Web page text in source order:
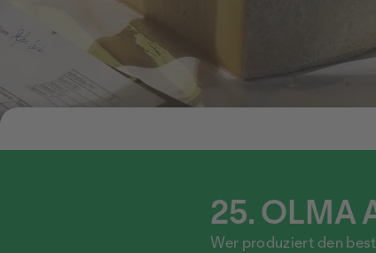
25. OLMA
Wer produziert den